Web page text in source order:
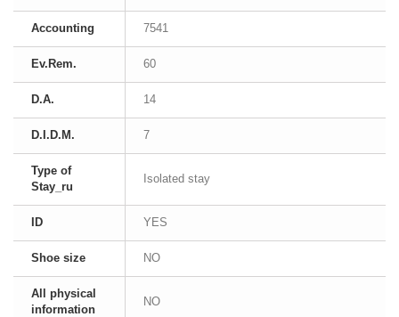
Accounting 7541
Ev.Rem. 60
D.A. 14
D.I.D.M. 7
Type of
Stay_ru
Isolated stay
ID YES
Shoe size NO
All physical
information
NO